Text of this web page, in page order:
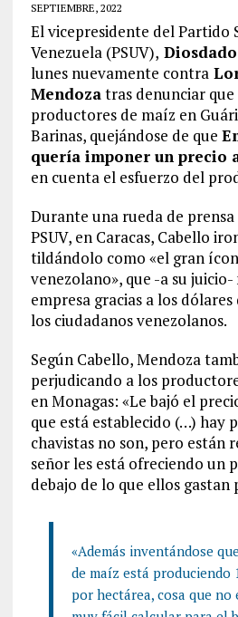
SEPTIEMBRE, 2022
El vicepresidente del Partido
Venezuela (PSUV),
lunes nuevamente contra
Mendozatras denunciar que
productores de maíz en
Barinas, quejándose de que
quería imponer un precio
en cuenta el esfuerzo del
Durante una rueda de prensa
PSUV, en Caracas, Cabello
tildándolo como «el gran
venezolano», que -a su
empresa gracias a los
los ciudadanos venezolanos.
Según Cabello, Mendoza
perjudicando a los
en Monagas: «Le bajó el
que está establecido (…) hay
chavistas no son, pero están
señor les está ofreciendo un
debajo de lo que ellos gastan
«Además inventándose
de maíz está produciendo
por hectárea, cosa que no